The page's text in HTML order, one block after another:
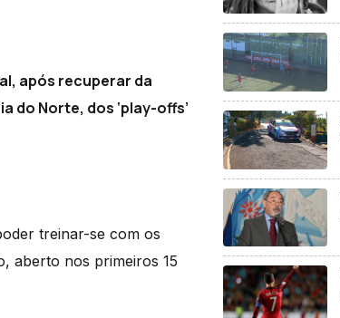
após recuperar da
do Norte, dos ‘play-offs’
treinar-se com os
aberto nos primeiros 15